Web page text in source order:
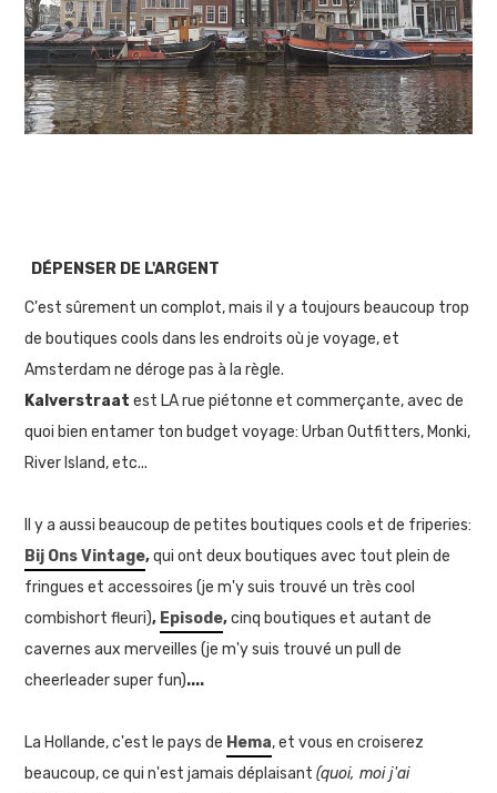
DÉPENSER DE L'ARGENT
C'est sûrement un complot, mais il y a toujours beaucoup trop
de boutiques cools dans les endroits où je voyage, et
Amsterdam ne déroge pas à la règle.
Kalverstraat est LA rue piétonne et commerçante, avec de
quoi bien entamer ton budget voyage: Urban Outfitters, Monki,
River Island, etc...
Il y a aussi beaucoup de petites boutiques cools et de friperies:
Bij Ons Vintage,qui ont deux boutiques avec tout plein de
fringues et accessoires (je m'y suis trouvé un très cool
combishort fleuri), Episode,cinq boutiques et autant de
cavernes aux merveilles (je m'y suis trouvé un pull de
cheerleader super fun)....
La Hollande, c'est le pays de Hema, et vous en croiserez
beaucoup, ce qui n'est jamais déplaisant(quoi, moi j'ai